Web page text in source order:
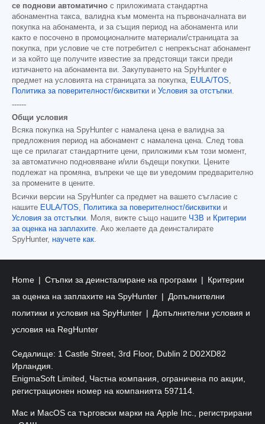
се поднови автоматично с приложимата стандартна
абонаментна такса, валидна към момента на първоначалната ви
покупка на абонамента, и за същия период на абонамента или
както е посочено в промоционалните материали/страницата за
покупка, при условие че сте потребител с непрекъснат абонамент
и за който ще получите известие за предстоящи такси преди
изтичането на абонамента ви. Закупуването на SpyHunter е
предмет на условията на страницата за покупка,
EULA/TOS
Политика за поверителност/бисквитки и Условия за отстъпки
------
Общи условия
Всяка покупка на SpyHunter с намалена цена е валидна за
предложения период на абонамент с намалена цена. След това
ще се прилагат стандартните цени, приложими към този момент,
за автоматично подновяване и/или бъдещи покупки. Цените
подлежат на промяна, въпреки че ще ви уведомим предварително
за промените в цените.
Всички версии на SpyHunter са предмет на вашето съгласие с
нашите EULA/TOS Политика за поверителност/бисквитки и
Условия за отстъпки . Моля, вижте също нашите ЧЗВ и Критерии
за оценка на заплахите . Ако желаете да деинсталирате
SpyHunter, научете как
Home Стъпки за деинсталиране на програми
Критерии
за оценка на заплахите на SpyHunter
Допълнителни
политики и условия на SpyHunter
Допълнителни условия и
условия на RegHunter
Седалище: 1 Castle Street, 3rd Floor, Dublin 2 D02XD82
Ирландия.
EnigmaSoft Limited, Частна компания, ограничена по акции,
регистрационен номер на компанията 597114.
Mac и MacOS са търговски марки на Apple Inc., регистрирани